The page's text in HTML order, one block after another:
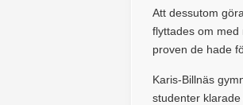
Att dessutom
flyttades om med
proven de hade
Karis-Billnäs
studenter